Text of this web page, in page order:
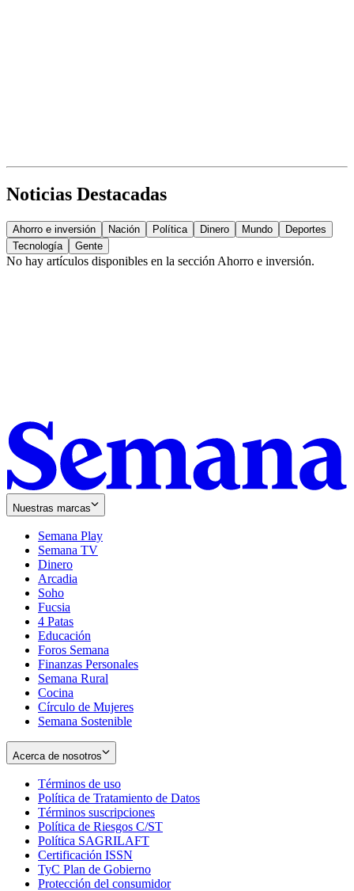
Noticias Destacadas
Ahorro e inversión Nación Política Dinero Mundo
Deportes
Tecnología
Gente
No hay artículos disponibles en la sección Ahorro e inversión.
Nuestras marcas
Semana Play
Semana TV
Dinero
Arcadia
Soho
in
new
window
Fucsia
in
new
window
4 Patas
Educación
Foros Semana
Finanzas Personales
Semana Rural
Cocina
Círculo de Mujeres
Semana Sostenible
Acerca de nosotros
Términos de uso
in
new
window
Política de Tratamiento de Datos
Términos suscripciones
in
Política de Riesgos C/ST
Política SAGRILAFT
new
window
Certificación ISSN
in
new
TyC Plan de Gobierno
in
Protección del consumidorOpens